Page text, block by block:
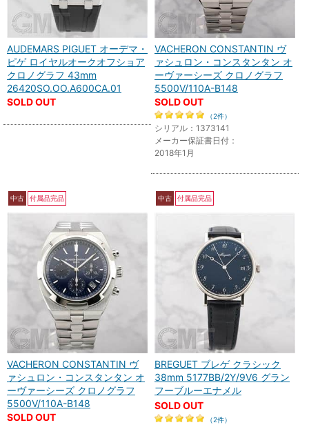
AUDEMARS PIGUET オーデマ・
ピゲ ロイヤルオークオフショア
クロノグラフ 43mm
26420SO.OO.A600CA.01
SOLD OUT
VACHERON CONSTANTIN ヴ
ァシュロン・コンスタンタン オ
ーヴァーシーズ クロノグラフ
5500V/110A-B148
SOLD OUT
（2件）
シリアル：1373141
メーカー保証書日付：
2018年1月
中古 付属品完品
VACHERON CONSTANTIN ヴ
ァシュロン・コンスタンタン オ
ーヴァーシーズ クロノグラフ
5500V/110A-B148
SOLD OUT
中古 付属品完品
BREGUET ブレゲ クラシック
38mm 5177BB/2Y/9V6 グラン
フーブルーエナメル
SOLD OUT
（2件）